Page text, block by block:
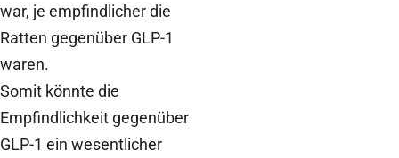
war, je empfindlicher die
Ratten gegenüber GLP-1
waren.
Somit könnte die
Empfindlichkeit gegenüber
GLP-1 ein wesentlicher